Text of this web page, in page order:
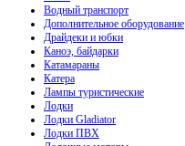
Водный транспорт
Дополнительное оборудование
Драйдеки и юбки
Каноэ, байдарки
Катамараны
Катера
Лампы туристические
Лодки
Лодки Gladiator
Лодки ПВХ